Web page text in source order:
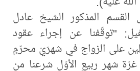
المذكور الشيخ عادل
"توقّفنا عن إجراء عقود
على الزواج في شهرَيْ محرّمٍ
شهر ربيعٍ الأوّل شرعنا من